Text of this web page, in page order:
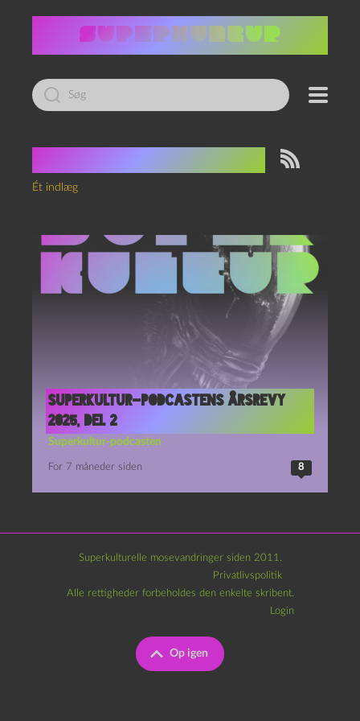
Led
efter:
Ét indlæg
Superkultur-podcastens årsrevy
2025, del 2
Superkultur-podcasten
For 7 måneder siden 8
Superkulturelle mosevandringer siden 2011.
Privatlivspolitik
Op igen
Alle rettigheder forbeholdes den enkelte skribent.
Login